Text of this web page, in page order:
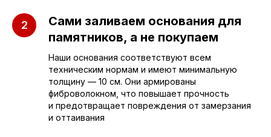
Сами заливаем основания для
памятников, а не покупаем
Наши основания соответствуют всем
техническим нормам и имеют минимальную
толщину — 10 см. Они армированы
фиброволокном, что повышает прочность
и предотвращает повреждения от замерзания
и оттаивания
sleza-v-kamne64@yandex.ru
+7 (953) 637-24-55
Руководитель мастерской